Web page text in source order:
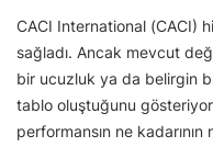
CACI International (CACI)
sağladı. Ancak mevcut
bir ucuzluk ya da belirgin
tablo oluştuğunu
performansın ne kadarının